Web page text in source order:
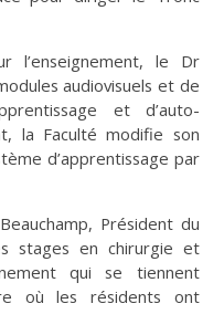
l’enseignement, le Dr
audiovisuels et de
et d’auto-
la Faculté modifie son
d’apprentissage par
Président du
stages en chirurgie et
qui se tiennent
où les résidents ont